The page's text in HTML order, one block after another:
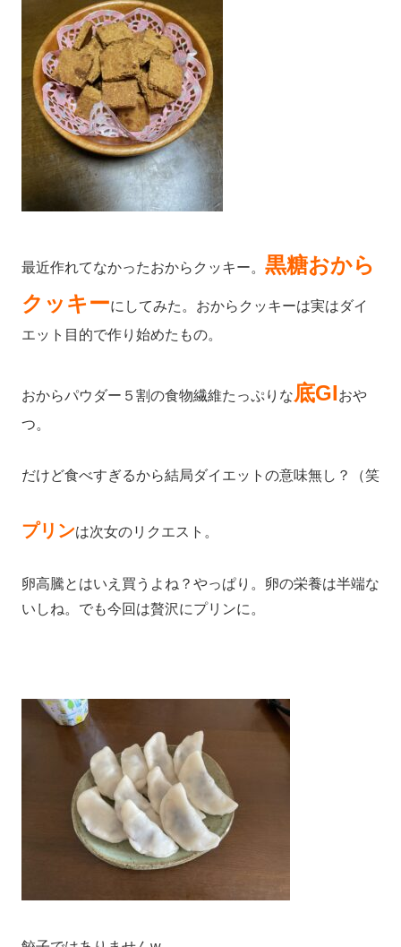
最近作れてなかったおからクッキー。 黒糖おから
クッキーにしてみた。おからクッキーは実はダイ
エット目的で作り始めたもの。
おからパウダー５割の食物繊維たっぷりな底GIおや
つ。
だけど食べすぎるから結局ダイエットの意味無し？（笑
プリンは次女のリクエスト。
卵高騰とはいえ買うよね？やっぱり。卵の栄養は半端な
いしね。でも今回は贅沢にプリンに。